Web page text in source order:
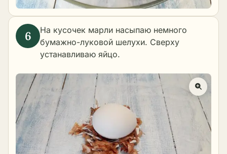
На кусочек марли насыпаю немного
бумажно-луковой шелухи. Сверху
устанавливаю яйцо.